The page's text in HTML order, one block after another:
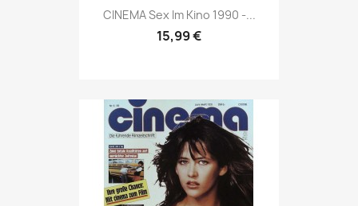
Vorschau
CINEMA Sex Im Kino 1990 -...
15,99 €